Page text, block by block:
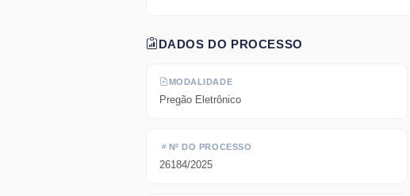
DADOS DO PROCESSO
MODALIDADE
Pregão Eletrônico
Nº DO PROCESSO
26184/2025